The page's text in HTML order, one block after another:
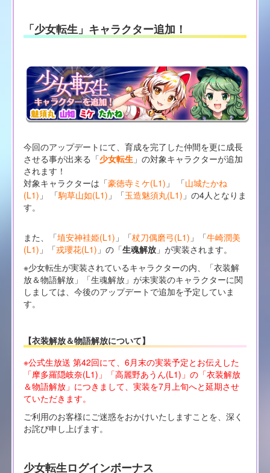
「少女転生」キャラクター追加！
今回のアップデートにて、育成を完了した仲間を更に成長
させる事が出来る「少女転生 」の対象キャラクターが追加
されます！
対象キャラクターは「豪徳寺ミケ(L1) 」 「山城たかね
(L1) 」 「駒草山如(L1) 」「玉造魅須丸(L1) 」の4人となりま
す。
また、「埴安神袿姫(L1) 」「杖刀偶磨弓(L1) 」「牛崎潤美
(L1) 」「戎瓔花(L1) 」の「生魂解放」が実装されます。
※少女転生が実装されているキャラクターの内、「衣装解
放＆物語解放」「生魂解放」が未実装のキャラクターに関
しましては、今後のアップデートで追加を予定していま
す。
【衣装解放＆物語解放について】
※公式生放送 第42回にて、6月末の実装予定とお伝えした
「摩多羅隠岐奈(L1)」「高麗野あうん(L1)」の「衣装解放
＆物語解放」につきまして、実装を7月上旬へと延期させ
ていただきます。
ご利用のお客様にご迷惑をおかけいたしますことを、深く
お詫び申し上げます。
少女転生ログインボーナス